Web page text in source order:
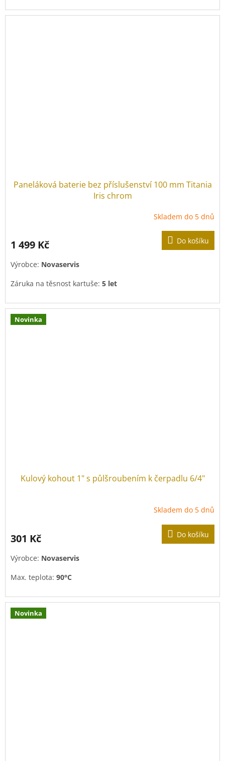
Paneláková baterie bez příslušenství 100 mm Titania
Iris chrom
Skladem do 5 dnů
1 499 Kč Do košíku
Výrobce: Novaservis
Záruka na těsnost kartuše: 5 let
Novinka
Kulový kohout 1" s půlšroubením k čerpadlu 6/4"
Skladem do 5 dnů
301 Kč Do košíku
Výrobce: Novaservis
Max. teplota: 90°C
Max. tlak:10 bar(=1 MPa)
Novinka